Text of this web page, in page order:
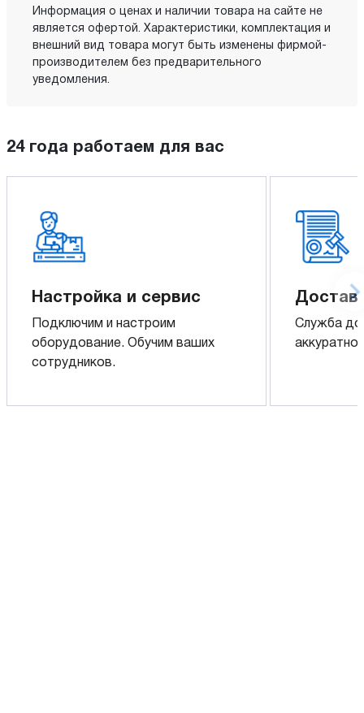
Информация о ценах и наличии товара на сайте не
является офертой. Характеристики, комплектация и
внешний вид товара могут быть изменены фирмой-
производителем без предварительного
уведомления.
24 года работаем для вас
Настройка и сервис
Подключим и настроим
оборудование. Обучим ваших
сотрудников.
Служба
аккуратно